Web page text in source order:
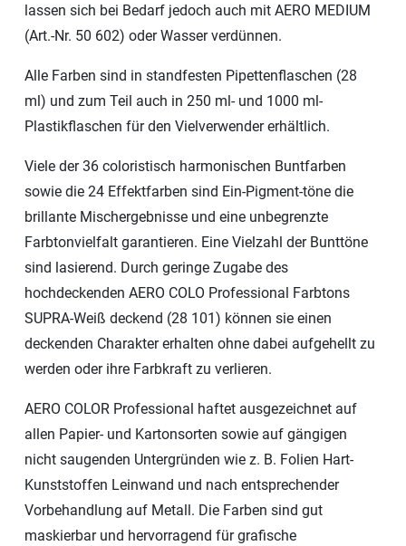
lassen sich bei Bedarf jedoch auch mit AERO MEDIUM
(Art.-Nr. 50 602) oder Wasser verdünnen.
Alle Farben sind in standfesten Pipettenflaschen (28
ml) und zum Teil auch in 250 ml- und 1000 ml-
Plastikflaschen für den Vielverwender erhältlich.
Viele der 36 coloristisch harmonischen Buntfarben
sowie die 24 Effektfarben sind Ein-Pigment-töne die
brillante Mischergebnisse und eine unbegrenzte
Farbtonvielfalt garantieren. Eine Vielzahl der Bunttöne
sind lasierend. Durch geringe Zugabe des
hochdeckenden AERO COLO Professional Farbtons
SUPRA-Weiß deckend (28 101) können sie einen
deckenden Charakter erhalten ohne dabei aufgehellt zu
werden oder ihre Farbkraft zu verlieren.
AERO COLOR Professional haftet ausgezeichnet auf
allen Papier- und Kartonsorten sowie auf gängigen
nicht saugenden Untergründen wie z. B. Folien Hart-
Kunststoffen Leinwand und nach entsprechender
Vorbehandlung auf Metall. Die Farben sind gut
maskierbar und hervorragend für grafische